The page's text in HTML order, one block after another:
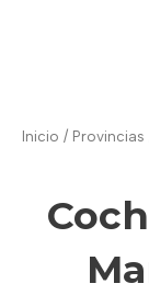
Inicio / Provincias